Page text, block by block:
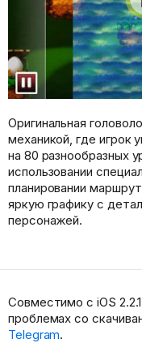
Оригинальная
механикой, где игрок
на 80 разнообразных
использовании
планировании
яркую графику с
персонажей.
Совместимо с iOS
проблемах со
Telegram.